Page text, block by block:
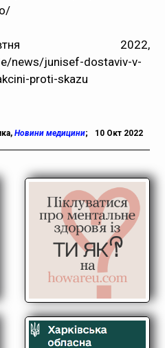
2022,
news/junisef-dostaviv-v-
proti-skazu
, Новини медицини; 10 Окт 2022